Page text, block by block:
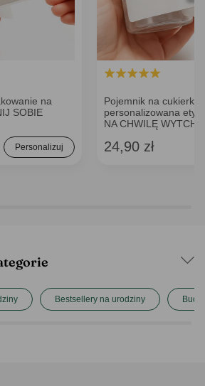
na
SOBIE
Personalizuj
Pojemnik na cukierki z
personalizowana
NA CHWILĘ
24,90 zł
Bestsellery na urodziny